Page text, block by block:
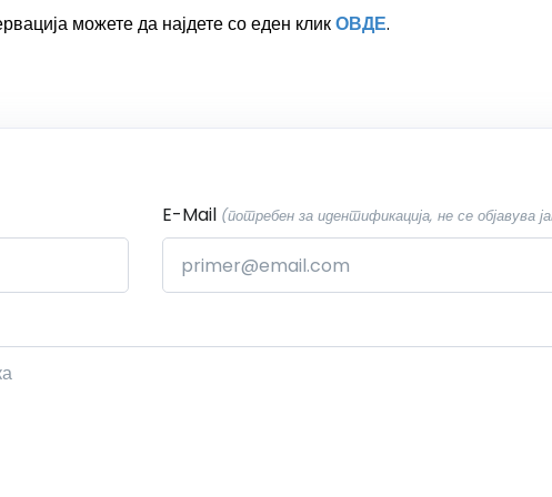
можете да најдете со еден кликОВДЕ.
E-Mail (потребен за идентификација, не се објавува